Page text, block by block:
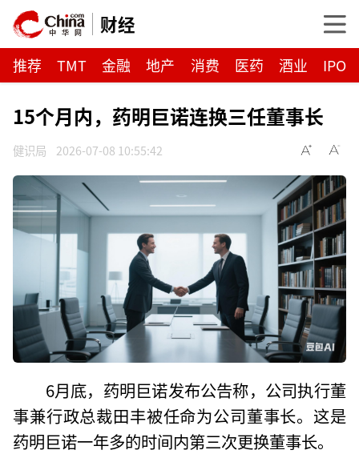
财经
推荐 TMT 金融 地产 消费 医药 酒业 IPO
15个月内，药明巨诺连换三任董事长
健识局 2026-07-08 10:55:42
6月底，药明巨诺发布公告称，公司执行董
事兼行政总裁田丰被任命为公司董事长。这是
药明巨诺一年多的时间内第三次更换董事长。